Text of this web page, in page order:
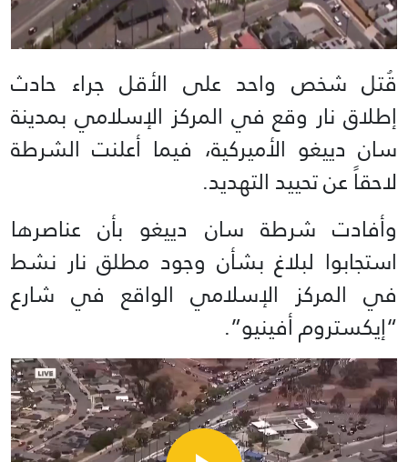
قُتل شخص واحد على الأقل جراء حادث
إطلاق نار وقع في المركز الإسلامي بمدينة
سان دييغو الأميركية، فيما أعلنت الشرطة
لاحقاً عن تحييد التهديد.
وأفادت شرطة سان دييغو بأن عناصرها
استجابوا لبلاغ بشأن وجود مطلق نار نشط
في المركز الإسلامي الواقع في شارع
“إيكستروم أفينيو”.